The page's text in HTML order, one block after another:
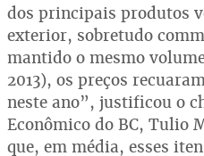
dos principais produtos
exterior, sobretudo
mantido o mesmo
2013), os preços
neste ano”, justificou o
Econômico do BC, Tulio
que, em média, esses